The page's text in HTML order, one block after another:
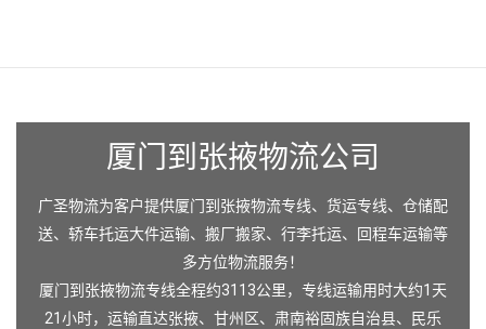
厦门到张掖物流公司
广圣物流为客户提供厦门到张掖物流专线、货运专线、仓储配
送、轿车托运大件运输、搬厂搬家、行李托运、回程车运输等
多方位物流服务！
厦门到张掖物流专线全程约3113公里，专线运输用时大约1天
21小时，运输直达张掖、 甘州区、 肃南裕固族自治县、
民乐